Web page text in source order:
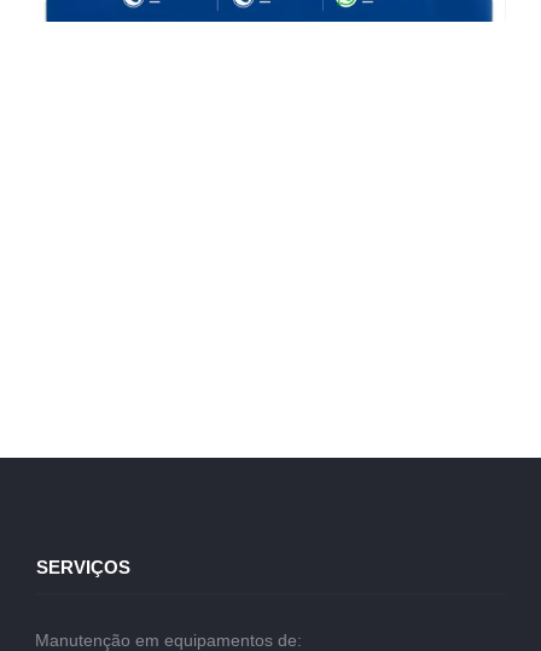
SERVIÇOS
Manutenção em equipamentos de: